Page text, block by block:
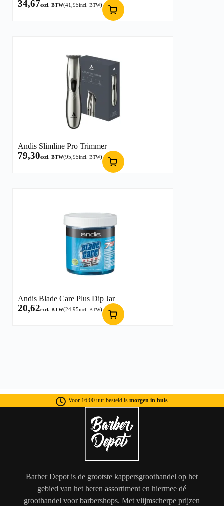
34,67excl. BTW(41,95incl. BTW)
Andis Slimline Pro Trimmer
79,30excl. BTW(95,95incl. BTW)
Andis Blade Care Plus Dip Jar
20,62excl. BTW(24,95incl. BTW)
Voor 16:00 uur besteld is morgen in huis
Barber Depot is de grootste kappersgroothandel op het
gebied van het heren assortiment en hiermee dé
groothandel voor barbershops. Met vlijmscherpe prijzen